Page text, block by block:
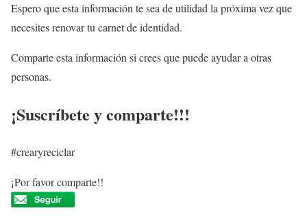
Espero que esta información te sea de utilidad la próxima vez que
necesites renovar tu carnet de identidad.
Comparte esta información si crees que puede ayudar a otras
personas.
¡Suscríbete y comparte!!!
#crearyreciclar
¡Por favor comparte!!